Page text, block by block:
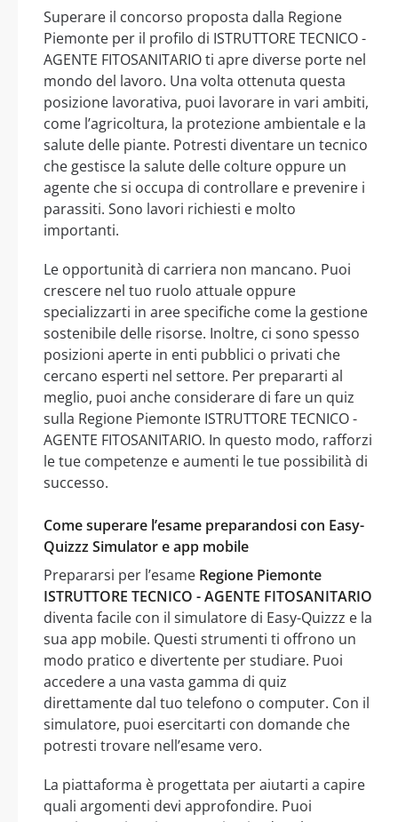
Superare il concorso proposta dalla Regione
Piemonte per il profilo di ISTRUTTORE TECNICO -
AGENTE FITOSANITARIO ti apre diverse porte nel
mondo del lavoro. Una volta ottenuta questa
posizione lavorativa, puoi lavorare in vari ambiti,
come l’agricoltura, la protezione ambientale e la
salute delle piante. Potresti diventare un tecnico
che gestisce la salute delle colture oppure un
agente che si occupa di controllare e prevenire i
parassiti. Sono lavori richiesti e molto
importanti.
Le opportunità di carriera non mancano. Puoi
crescere nel tuo ruolo attuale oppure
specializzarti in aree specifiche come la gestione
sostenibile delle risorse. Inoltre, ci sono spesso
posizioni aperte in enti pubblici o privati che
cercano esperti nel settore. Per prepararti al
meglio, puoi anche considerare di fare un quiz
sulla Regione Piemonte ISTRUTTORE TECNICO -
AGENTE FITOSANITARIO. In questo modo, rafforzi
le tue competenze e aumenti le tue possibilità di
successo.
Come superare l’esame preparandosi con Easy-
Quizzz Simulator e app mobile
Prepararsi per l’esame Regione Piemonte
ISTRUTTORE TECNICO - AGENTE FITOSANITARIO
diventa facile con il simulatore di Easy-Quizzz e la
sua app mobile. Questi strumenti ti offrono un
modo pratico e divertente per studiare. Puoi
accedere a una vasta gamma di quiz
direttamente dal tuo telefono o computer. Con il
simulatore, puoi esercitarti con domande che
potresti trovare nell’esame vero.
La piattaforma è progettata per aiutarti a capire
quali argomenti devi approfondire. Puoi